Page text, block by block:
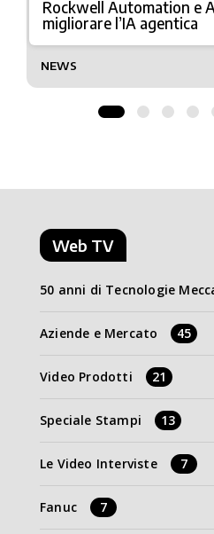
Rockwell Automation e
migliorare l’IA agentica
NEWS
Web TV
50 anni di Tecnologie
Aziende e Mercato 45
Video Prodotti 21
Speciale Stampi 13
Le Video Interviste 7
Fanuc 7